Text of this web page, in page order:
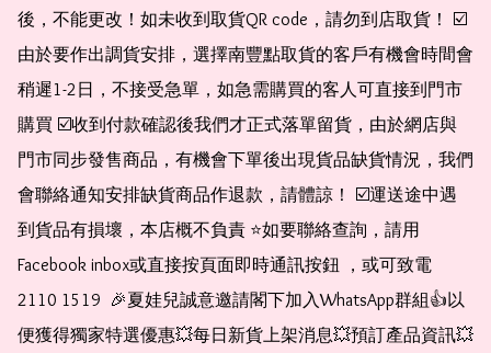
後，不能更改！如未收到取貨QR code，請勿到店取貨！ ☑️
由於要作出調貨安排，選擇南豐點取貨的客戶有機會時間會
稍遲1-2日，不接受急單，如急需購買的客人可直接到門市
購買 ☑️收到付款確認後我們才正式落單留貨，由於網店與
門市同步發售商品，有機會下單後出現貨品缺貨情況，我們
會聯絡通知安排缺貨商品作退款，請體諒！ ☑️運送途中遇
到貨品有損壞，本店概不負責 ⭐️如要聯絡查詢，請用
Facebook inbox或直接按頁面即時通訊按鈕 ，或可致電
2110 1519  🎉夏娃兒誠意邀請閣下加入WhatsApp群組👍以
便獲得獨家特選優惠💥每日新貨上架消息💥預訂產品資訊💥